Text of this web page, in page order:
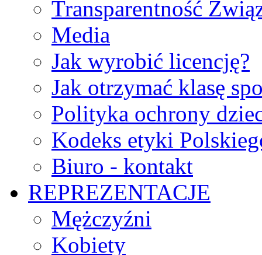
Transparentność
Media
Jak wyrobić licencję?
Jak otrzymać klasę
Polityka ochrony
Kodeks etyki
Biuro - kontakt
REPREZENTACJE
Mężczyźni
Kobiety